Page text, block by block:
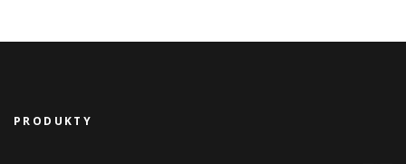
PRODUKTY